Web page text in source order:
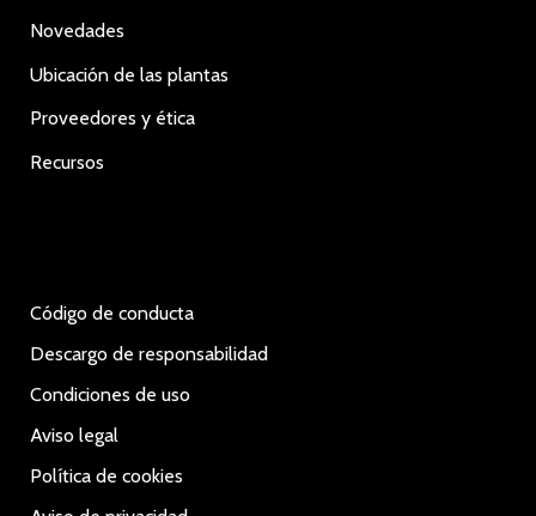
Novedades
Ubicación de las plantas
Proveedores y ética
Recursos
Código de conducta
Descargo de responsabilidad
Condiciones de uso
Aviso legal
Política de cookies